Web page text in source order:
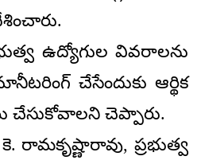
ఉద్యోగుల వివరాలను
చేసేందుకు ఆర్థిక
చేసుకోవాలని చెప్పారు.
ప్రభుత్వ